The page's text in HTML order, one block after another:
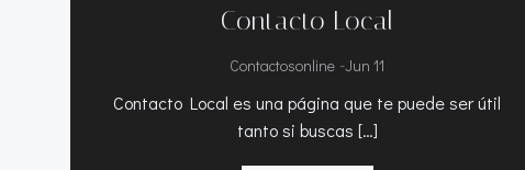
Contacto Local
Contactosonline -Jun 11
Contacto Local es una página que te puede ser útil
tanto si buscas […]